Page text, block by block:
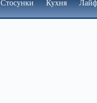
Стосунки Кухня